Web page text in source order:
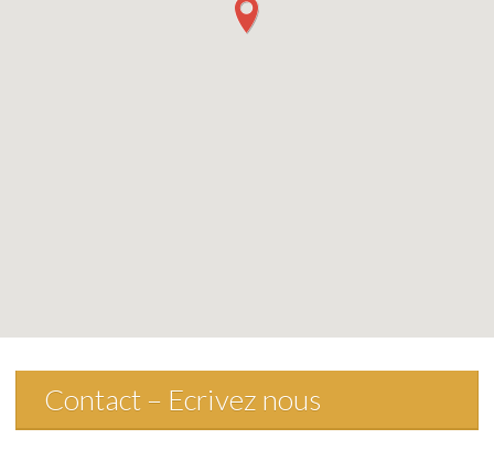
Contact – Ecrivez nous